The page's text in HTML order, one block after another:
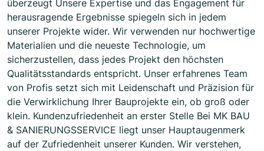
überzeugt Unsere Expertise und das Engagement für
herausragende Ergebnisse spiegeln sich in jedem
unserer Projekte wider. Wir verwenden nur hochwertige
Materialien und die neueste Technologie, um
sicherzustellen, dass jedes Projekt den höchsten
Qualitätsstandards entspricht. Unser erfahrenes Team
von Profis setzt sich mit Leidenschaft und Präzision für
die Verwirklichung Ihrer Bauprojekte ein, ob groß oder
klein. Kundenzufriedenheit an erster Stelle Bei MK BAU
& SANIERUNGSSERVICE liegt unser Hauptaugenmerk
auf der Zufriedenheit unserer Kunden. Wir verstehen,